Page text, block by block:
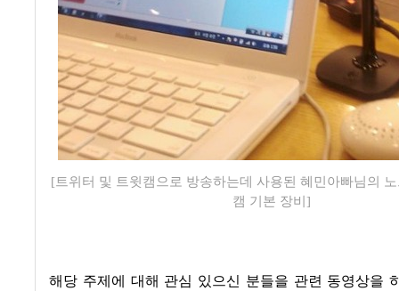
[트위터 및 트윗캠으로 방송하는데 사용된 혜민아빠님의
캠 기본 장비]
해당 주제에 대해 관심 있으신 분들을 관련 동영상을